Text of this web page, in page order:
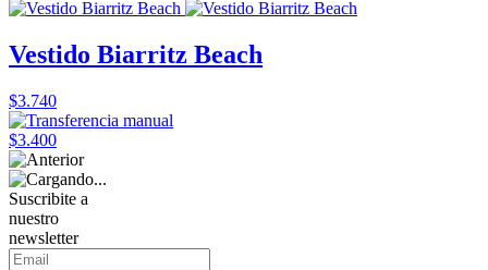
Vestido Biarritz Beach
$3.740
$3.400
Suscribite a
nuestro
newsletter